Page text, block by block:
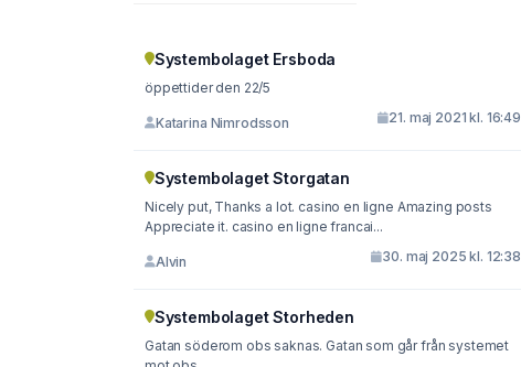
Systembolaget Ersboda
öppettider den 22/5
Katarina Nimrodsson 21. maj 2021 kl. 16:49
Systembolaget Storgatan
Nicely put, Thanks a lot. casino en ligne Amazing posts
Appreciate it. casino en ligne francai...
Alvin 30. maj 2025 kl. 12:38
Systembolaget Storheden
Gatan söderom obs saknas. Gatan som går från systemet